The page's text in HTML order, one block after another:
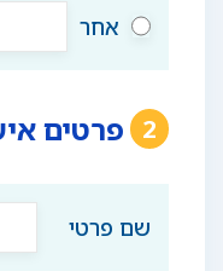
אחר
2 פרטים
שם פרטי